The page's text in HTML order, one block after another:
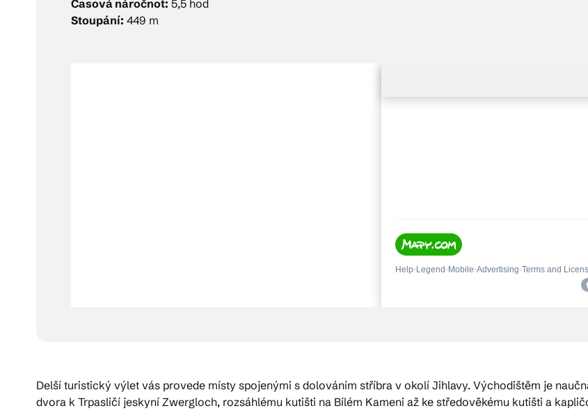
Časová náročnot: 5,5 hod
Stoupání: 449 m
Delší turistický výlet vás provede místy spojenými s dolováním stříbra v okolí Jihlavy. Východištěm je
dvora k Trpasličí jeskyní Zwergloch, rozsáhlému kutišti na Bílém Kameni až ke středověkému kutišti a